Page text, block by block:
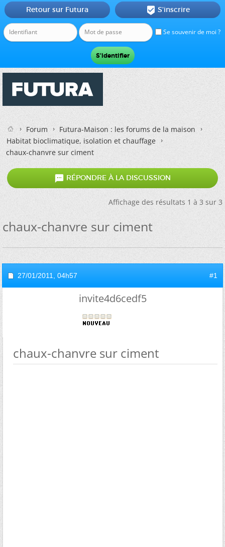
Se souvenir de moi ?
Retour sur Futura  S'inscrire
Forum
Futura-Maison : les forums de la maison
Habitat bioclimatique, isolation et chauffage
chaux-chanvre sur ciment
 RÉPONDRE À LA DISCUSSION
Affichage des résultats 1 à 3 sur 3
chaux-chanvre sur ciment
27/01/2011, 04h57 #1
invite4d6cedf5
chaux-chanvre sur ciment